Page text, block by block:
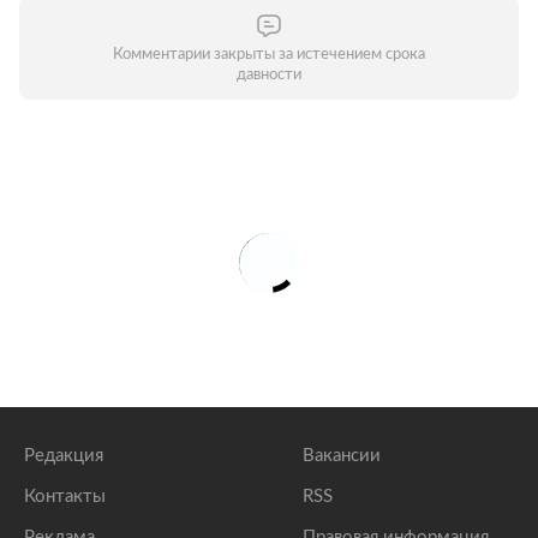
Комментарии закрыты за истечением срока
давности
Редакция
Контакты
Вакансии
RSS